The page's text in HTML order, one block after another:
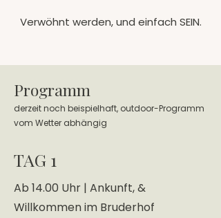
Verwöhnt werden, und einfach SEIN.
Programm
derzeit noch beispielhaft, outdoor-Programm
vom Wetter abhängig
TAG 1
Ab 14.00 Uhr | Ankunft, &
Willkommen im Bruderhof